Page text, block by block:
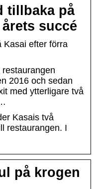
tillbaka på
succé
Kasai efter förra
2016 och sedan
med ytterligare två
Kasais två
restaurangen. I
på krogen